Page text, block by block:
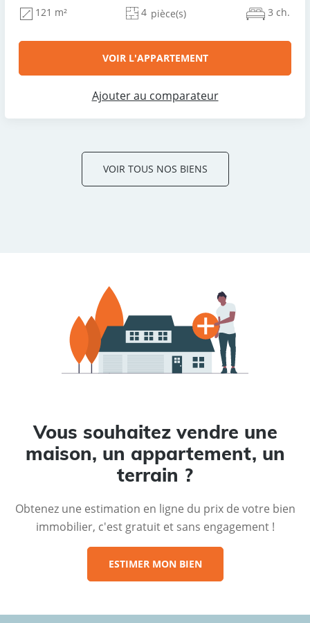
121 m² 4 pièce(s) 3 ch.
VOIR L'APPARTEMENT
Ajouter au comparateur
VOIR TOUS NOS BIENS
Vous souhaitez vendre une
maison, un appartement, un
terrain ?
Obtenez une estimation en ligne du prix de votre bien
immobilier, c'est gratuit et sans engagement !
ESTIMER MON BIEN